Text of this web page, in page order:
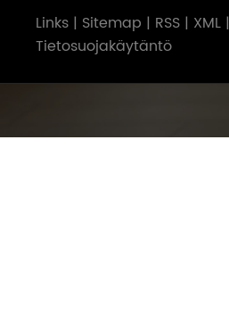
Links | Sitemap | RSS | XML |
Tietosuojakäytäntö